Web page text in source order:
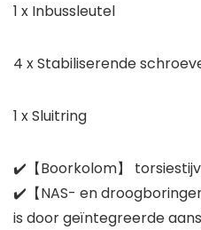
1 x Inbussleutel
4 x Stabiliserende
1 x Sluitring
✔️【Boorkolom】
✔️【NAS- en
is door geïntegreerde